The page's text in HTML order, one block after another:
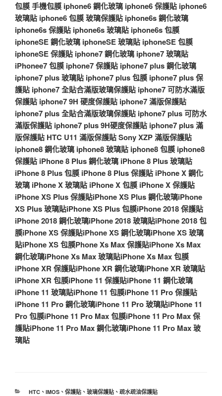
包膜手機包膜 iphone6 鋼化玻璃 iphone6 保護貼 iphone6
玻璃貼 iphone6 包膜玻璃保護貼 iphone6s 鋼化玻璃
iphone6s 保護貼 iphone6s 玻璃貼 iphone6s 包膜
iphoneSE 鋼化玻璃 iphoneSE 玻璃貼 iphoneSE 包膜
iphoneSE 保護貼 iphone7 鋼化玻璃 iphone7 玻璃貼
iPhonee7 包膜 iphone7 保護貼 iphone7 plus 鋼化玻璃
iphone7 plus 玻璃貼 iphone7 plus 包膜 iphone7 plus 保
護貼 iphone7 全貼合滿版玻璃保護貼 iphone7 可防水滿版
保護貼 iphone7 9H 硬度保護貼 iphone7 滿版保護貼
iphone7 plus 全貼合滿版玻璃保護貼 iphone7 plus 可防水
滿版保護貼 iphone7 plus 9H硬度保護貼 iphone7 plus 滿
版保護貼 HTC U11 滿版保護貼Sony XZP 滿版保護貼
iphone8 鋼化玻璃 iphone8 玻璃貼 iphone8 包膜 iphone8
保護貼 iPhone 8 Plus 鋼化玻璃 iPhone 8 Plus 玻璃貼
iPhone 8 Plus 包膜 iPhone 8 Plus 保護貼 iPhone X 鋼化
玻璃 iPhone X 玻璃貼 iPhone X 包膜 iPhone X 保護貼
iPhone XS Plus 保護貼iPhone XS Plus 鋼化玻璃iPhone
XS Plus 玻璃貼iPhone XS Plus 包膜iPhone 2018 保護貼
iPhone 2018 鋼化玻璃iPhone 2018 玻璃貼iPhone 2018 包
膜iPhone XS 保護貼iPhone XS 鋼化玻璃iPhone XS 玻璃
貼iPhone XS 包膜Phone Xs Max 保護貼iPhone Xs Max
鋼化玻璃iPhone Xs Max 玻璃貼iPhone Xs Max 包膜
iPhone XR 保護貼iPhone XR 鋼化玻璃iPhone XR 玻璃貼
iPhone XR 包膜iPhone 11 保護貼iPhone 11 鋼化玻璃
iPhone 11 玻璃貼iPhone 11 包膜iPhone 11 Pro 保護貼
iPhone 11 Pro 鋼化玻璃iPhone 11 Pro 玻璃貼iPhone 11
Pro 包膜iPhone 11 Pro Max 包膜iPhone 11 Pro Max 保
護貼iPhone 11 Pro Max 鋼化玻璃iPhone 11 Pro Max 玻
璃貼
分
HTC、 IMOS、 保護貼、 玻璃保護貼、 疏水疏油保護貼